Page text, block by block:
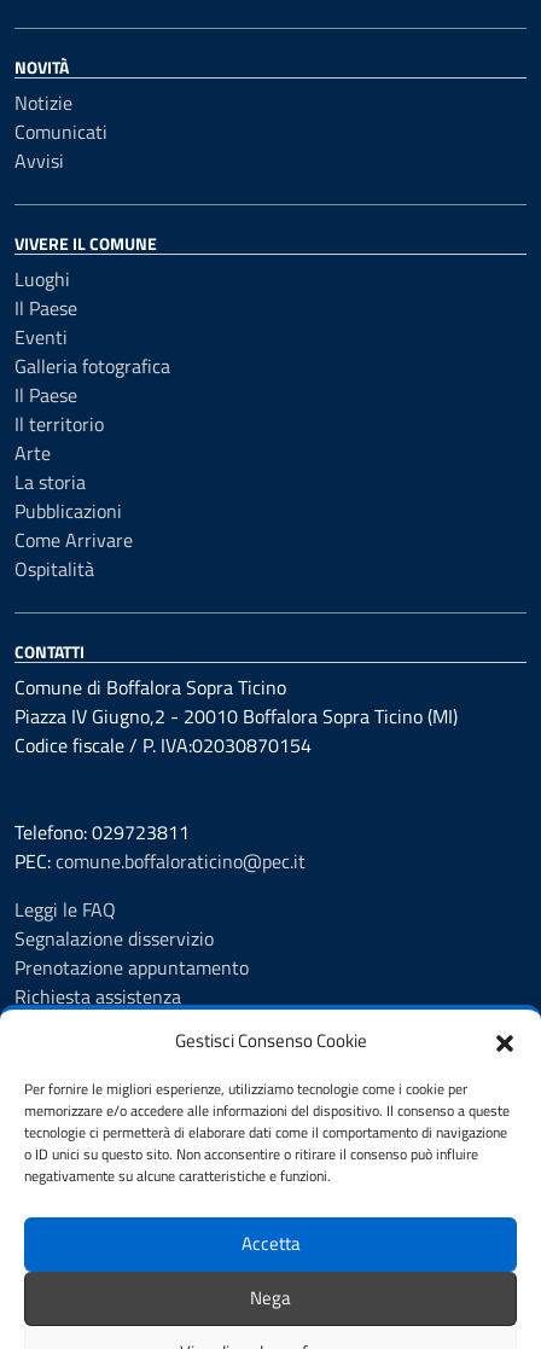
Gestisci Consenso Cookie
Per fornire le migliori esperienze, utilizziamo tecnologie come i cookie per
memorizzare e/o accedere alle informazioni del dispositivo. Il consenso a queste
tecnologie ci permetterà di elaborare dati come il comportamento di navigazione
o ID unici su questo sito. Non acconsentire o ritirare il consenso può influire
negativamente su alcune caratteristiche e funzioni.
Accetta
Nega
NOVITÀ
Notizie
Comunicati
Avvisi
VIVERE IL COMUNE
Luoghi
Il Paese
Eventi
Galleria fotografica
Il Paese
Il territorio
Arte
La storia
Pubblicazioni
Come Arrivare
Ospitalità
CONTATTI
Comune di Boffalora Sopra Ticino
Piazza IV Giugno,2 - 20010 Boffalora Sopra Ticino (MI)
Codice fiscale / P. IVA:02030870154
Telefono: 029723811
PEC:comune.boffaloraticino@pec.it
Leggi le FAQ
Segnalazione disservizio
Prenotazione appuntamento
Richiesta assistenza
Amministrazione trasparente
Informativa privacy
Cookie Policy (UE)
Note legali
Dichiarazione di accessibilità
SEGUICI SU
facebook